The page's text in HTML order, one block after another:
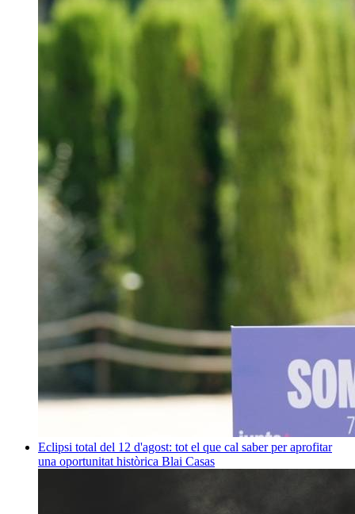
Eclipsi total del 12 d'agost: tot el que cal saber per aprofitar
una oportunitat històrica Blai Casas